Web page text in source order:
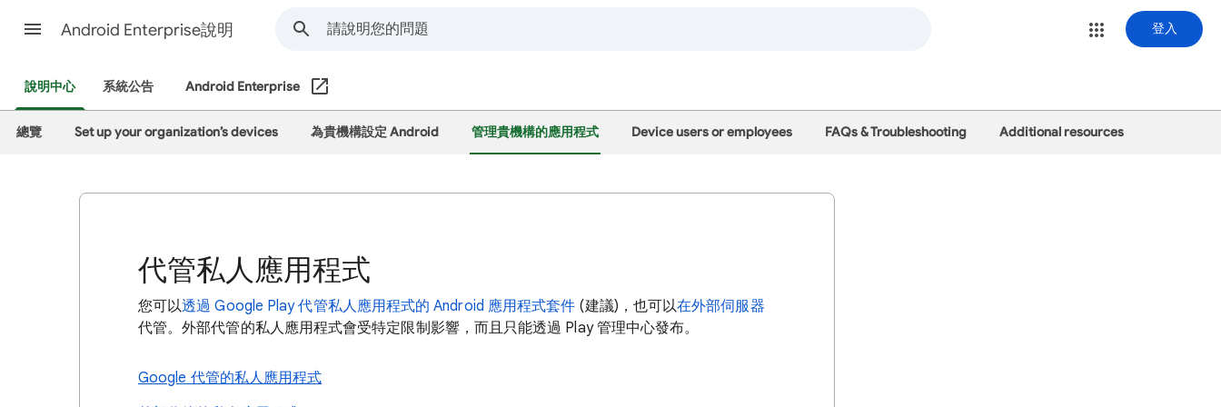
Android Enterprise說明 登入
說明中心 系統公告 Android Enterprise
總覽 Set up your organization’s devices 為貴機構設定 Android 管理貴機構的應用程式 Device users or employees FAQs & Troubleshooting Additional resources
代管私人應用程式
您可以透過 Google Play 代管私人應用程式的 Android 應用程式套件 (建議)，也可以在外部伺服器
代管。外部代管的私人應用程式會受特定限制影響，而且只能透過 Play 管理中心發布。
Google 代管的私人應用程式